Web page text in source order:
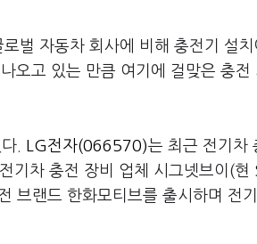
벌 자동차 회사에 비해 충전기 설
오고 있는 만큼 여기에 걸맞은 충
. LG전자(066570)는 최근 전기차
기차 충전 장비 업체 시그넷브이(현
브랜드 한화모티브를 출시하며 전